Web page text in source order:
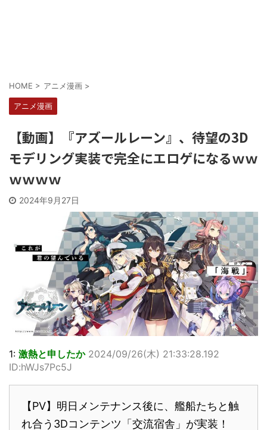
HOME > アニメ漫画 >
アニメ漫画
【動画】『アズールレーン』、待望の3D
モデリング実装で完全にエロゲになるｗｗ
ｗｗｗｗ
2024年9月27日
1: 激熱と申したか 2024/09/26(木) 21:33:28.192
ID:hWJs7Pc5J
【PV】明日メンテナンス後に、艦船たちと触
れ合う3Dコンテンツ「交流宿舎」が実装！